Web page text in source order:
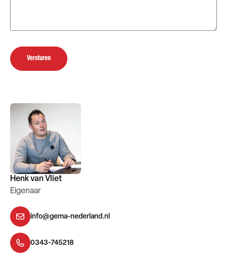
Henk van Vliet
Eigenaar
info@gema-nederland.nl
0343-745218
Versturen